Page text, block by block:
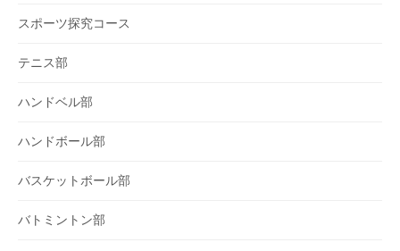
スポーツ探究コース
テニス部
ハンドベル部
ハンドボール部
バスケットボール部
バトミントン部